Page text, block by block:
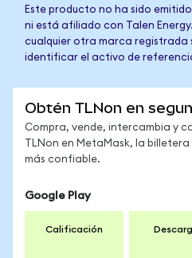
Este producto no ha sido
ni está afiliado con Talen
cualquier otra marca registrada
identificar el activo de
Obtén TLNon en
Compra, vende, intercambia y
TLNon en MetaMask, la
más confiable.
Google Play
Calificación